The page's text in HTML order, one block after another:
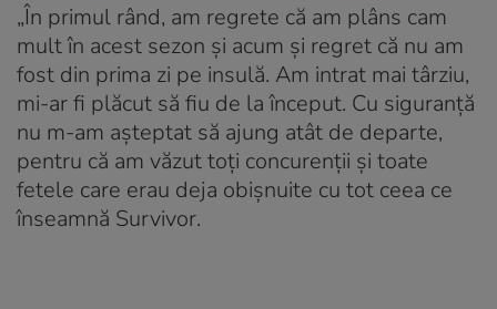
„În primul rând, am regrete că am plâns cam
mult în acest sezon și acum și regret că nu am
fost din prima zi pe insulă. Am intrat mai târziu,
mi-ar fi plăcut să fiu de la început. Cu siguranță
nu m-am așteptat să ajung atât de departe,
pentru că am văzut toți concurenții și toate
fetele care erau deja obișnuite cu tot ceea ce
înseamnă Survivor.